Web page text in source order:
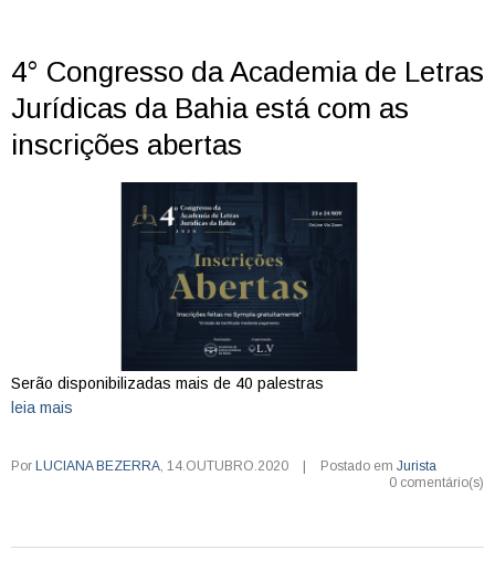
4° Congresso da Academia de Letras
Jurídicas da Bahia está com as
inscrições abertas
Serão disponibilizadas mais de 40 palestras
leia mais
Por LUCIANA BEZERRA, 14.OUTUBRO.2020 Postado em Jurista
0 comentário(s)